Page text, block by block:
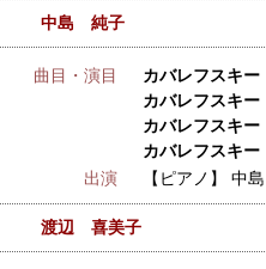
中島 純子
曲目・演目
カバレフスキー
カバレフスキー
カバレフスキー
カバレフスキー
出演
【ピアノ】 中
渡辺 喜美子